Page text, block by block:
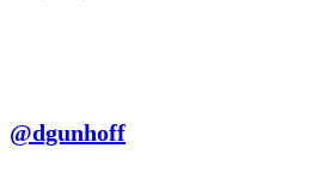
@dgunhoff